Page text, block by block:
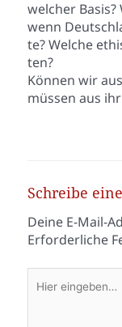
wel­cher
wenn
te? Wel­che
ten?
Kön­nen wir
müs­sen aus
Schreibe
Deine E-Mail-
Erforderliche
eingeben…